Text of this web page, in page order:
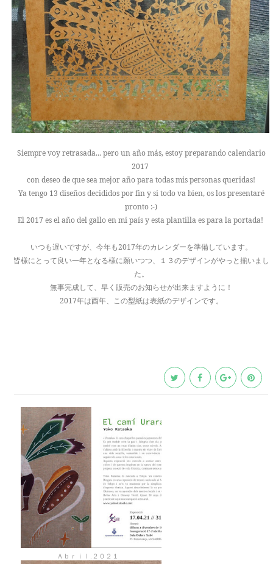
Siempre voy retrasada... pero un año más, estoy preparando calendario
2017
con deseo de que sea mejor año para todas mis personas queridas!
Ya tengo 13 diseños decididos por fin y si todo va bien, os los presentaré
pronto :-)
El 2017 es el año del gallo en mi país y esta plantilla es para la portada!
いつも遅いですが、今年も2017年のカレンダーを準備しています。
皆様にとって良い一年となる様に願いつつ、１３のデザインがやっと揃いまし
た。
無事完成して、早く販売のお知らせが出来ますように！
2017年は酉年、この型紙は表紙のデザインです。
Ａｂｒｉｌ.２０２１